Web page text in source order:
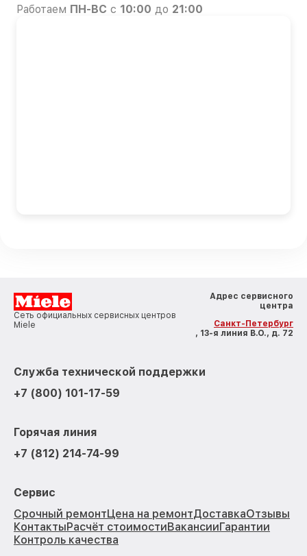
Работаем ПН-ВС с 10:00 до 21:00
Сеть официальных сервисных центров
Miele
Адрес сервисного
центра
Санкт-Петербург
, 13-я линия В.О., д. 72
Служба технической поддержки
+7 (800) 101-17-59
Горячая линия
+7 (812) 214-74-99
Сервис
Срочный ремонтЦена на ремонтДоставкаОтзывы
КонтактыРасчёт стоимостиВакансииГарантии
Контроль качества